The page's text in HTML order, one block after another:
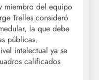
miembro del equipo
Trelles consideró
la que debe
públicas.
intelectual ya se
calificados